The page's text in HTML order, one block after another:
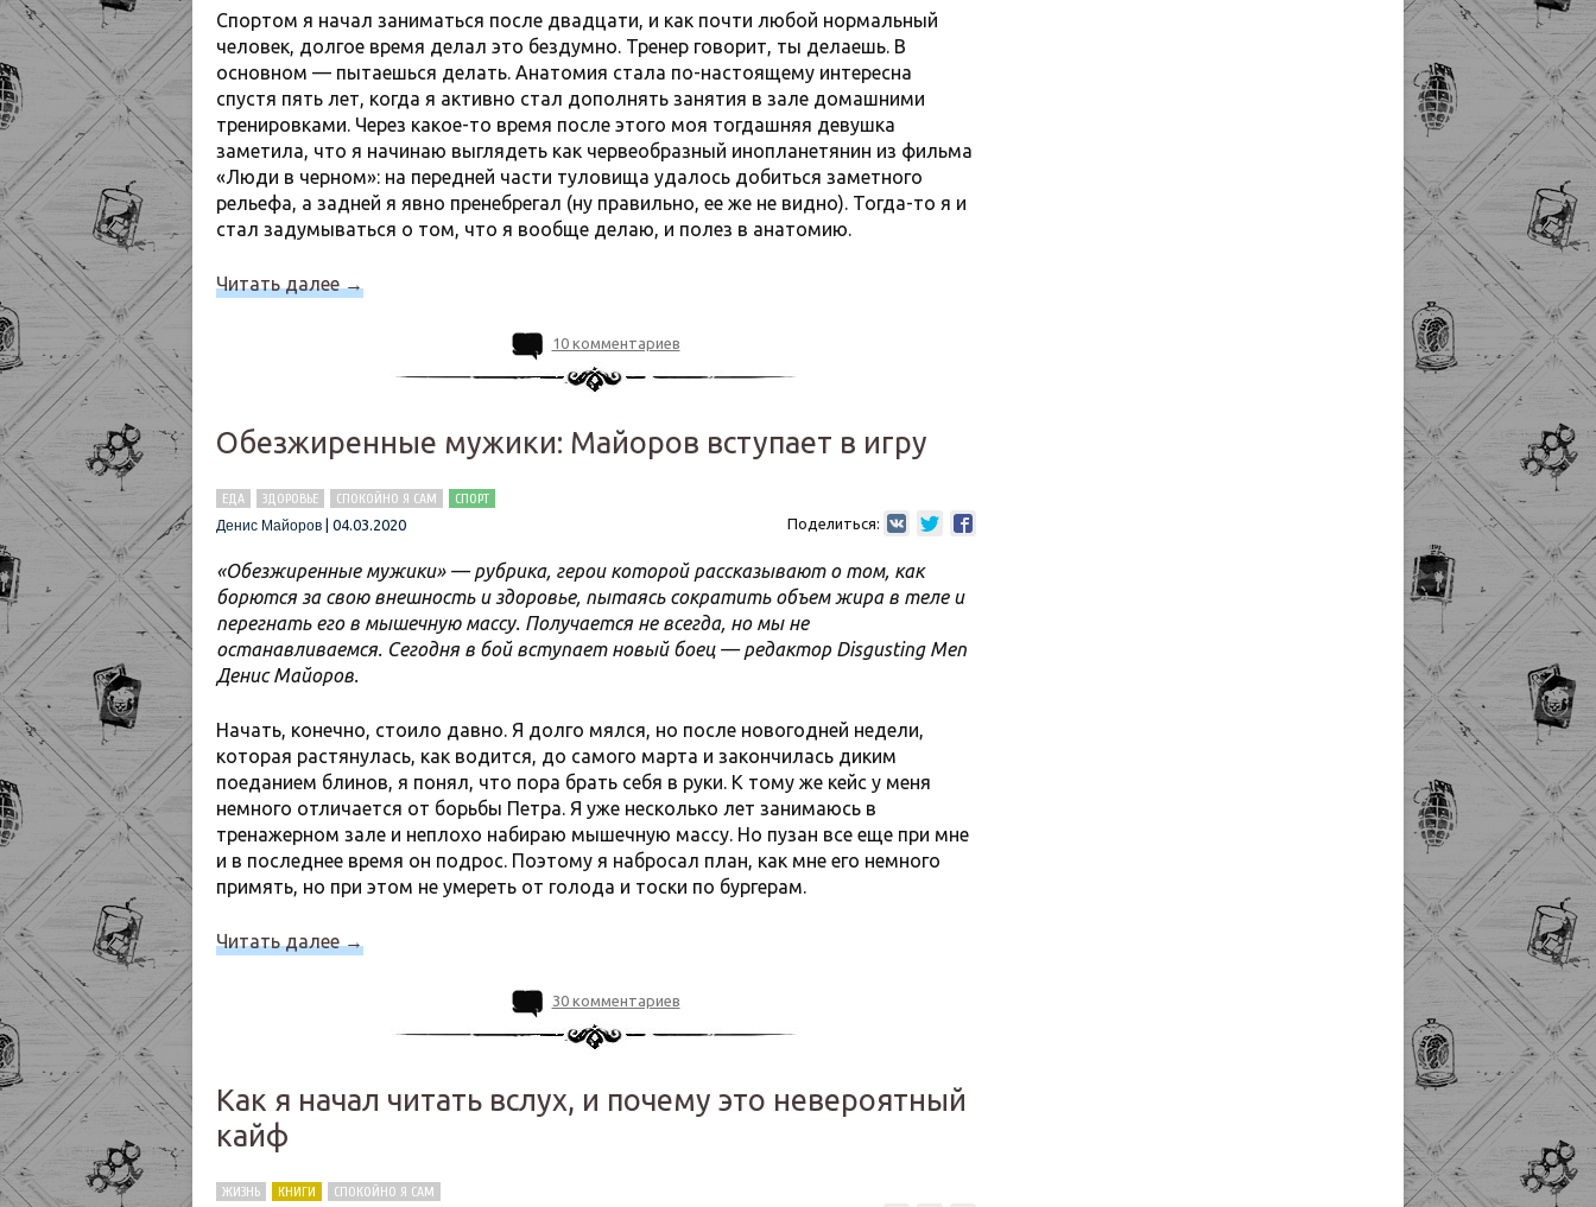
Спортом я начал заниматься после двадцати, и как почти любой нормальный
человек, долгое время делал это бездумно. Тренер говорит, ты делаешь. В
основном — пытаешься делать. Анатомия стала по-настоящему интересна
спустя пять лет, когда я активно стал дополнять занятия в зале домашними
тренировками. Через какое-то время после этого моя тогдашняя девушка
заметила, что я начинаю выглядеть как червеобразный инопланетянин из фильма
«Люди в черном»: на передней части туловища удалось добиться заметного
рельефа, а задней я явно пренебрегал (ну правильно, ее же не видно). Тогда-то я и
стал задумываться о том, что я вообще делаю, и полез в анатомию.
Читать далее→
10 комментариев
Обезжиренные мужики: Майоров вступает в игру
ЕДА ЗДОРОВЬЕ СПОКОЙНО Я САМ
СПОРТ
Денис Майоров
04.03.2020 Поделиться:
«Обезжиренные мужики» — рубрика, герои которой рассказывают о том, как
борются за свою внешность и здоровье, пытаясь сократить объем жира в теле и
перегнать его в мышечную массу. Получается не всегда, но мы не
останавливаемся. Сегодня в бой вступает новый боец — редактор Disgusting Men
Денис Майоров.
Начать, конечно, стоило давно. Я долго мялся, но после новогодней недели,
которая растянулась, как водится, до самого марта и закончилась диким
поеданием блинов, я понял, что пора брать себя в руки. К тому же кейс у меня
немного отличается от борьбы Петра. Я уже несколько лет занимаюсь в
тренажерном зале и неплохо набираю мышечную массу. Но пузан все еще при мне
и в последнее время он подрос. Поэтому я набросал план, как мне его немного
примять, но при этом не умереть от голода и тоски по бургерам.
Читать далее→
30 комментариев
Как я начал читать вслух, и почему это невероятный
кайф
ЖИЗНЬ КНИГИ
СПОКОЙНО Я САМ